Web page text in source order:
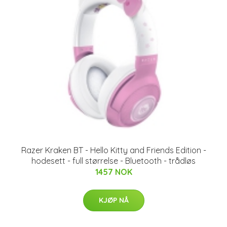
Razer Kraken BT - Hello Kitty and Friends Edition -
hodesett - full størrelse - Bluetooth - trådløs
1457 NOK
KJØP NÅ